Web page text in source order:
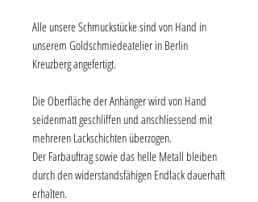
Alle unsere Schmuckstücke sind von Hand in
unserem Goldschmiedeatelier in Berlin
Kreuzberg angefertigt.
Die Oberfläche der Anhänger wird von Hand
seidenmatt geschliffen und anschliessend mit
mehreren Lackschichten überzogen.
Der Farbauftrag sowie das helle Metall bleiben
durch den widerstandsfähigen Endlack dauerhaft
erhalten.